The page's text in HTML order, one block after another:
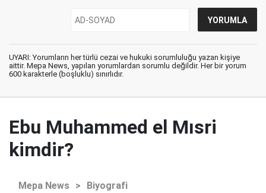
UYARI: Yorumların her türlü cezai ve hukuki sorumluluğu yazan kişiye
aittir. Mepa News, yapılan yorumlardan sorumlu değildir. Her bir yorum
600 karakterle (boşluklu) sınırlıdır.
Ebu Muhammed el Mısri
kimdir?
Mepa News > Biyografi